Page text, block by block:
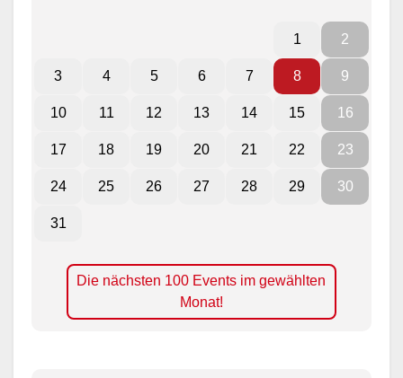
1 2
3 4 5 6 7 8 9
10 11 12 13 14 15 16
17 18 19 20 21 22 23
24 25 26 27 28 29 30
31
Die nächsten 100 Events im gewählten
Monat!